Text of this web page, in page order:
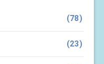
(78)
(23)